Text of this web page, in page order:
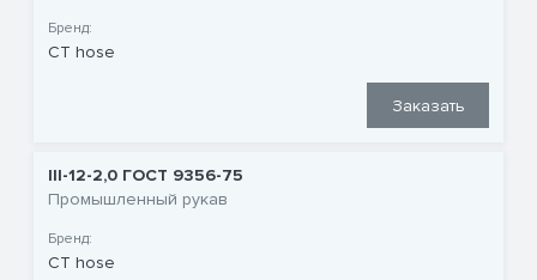
Бренд:
CT hose
Заказать
III-12-2,0 ГОСТ 9356-75
Промышленный рукав
Бренд:
CT hose